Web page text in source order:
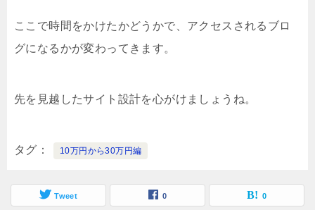
ここで時間をかけたかどうかで、アクセスされるブロ
グになるかが変わってきます。
先を見越したサイト設計を心がけましょうね。
タグ 10万円から30万円編
Tweet 0 0